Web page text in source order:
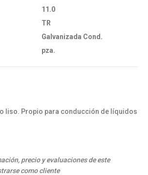
11.0
TR
Galvanizada Cond.
pza.
liso. Propio para conducción de líquidos
precio y evaluaciones de este
como cliente